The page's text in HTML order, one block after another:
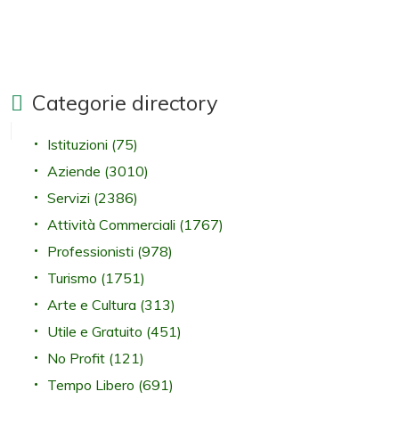
Categorie directory
Istituzioni (75)
Aziende (3010)
Servizi (2386)
Attività Commerciali (1767)
Professionisti (978)
Turismo (1751)
Arte e Cultura (313)
Utile e Gratuito (451)
No Profit (121)
Tempo Libero (691)